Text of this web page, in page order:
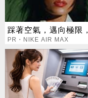
踩著空氣，邁向極限
PR・NIKE AIR MAX